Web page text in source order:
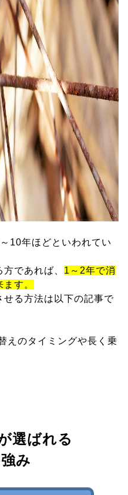
10年ほどといわれてい
であれば、 1～2年で消
す。
る方法は以下の記事で
えのタイミングや長く乗
選ばれる
み